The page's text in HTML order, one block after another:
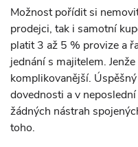
Možnost pořídit si
prodejci, tak i samotní
platit 3 až 5 % provize a
jednání s majitelem.
komplikovanější.
dovednosti a v
žádných nástrah
toho.